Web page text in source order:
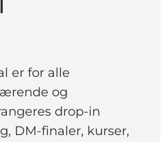
er for alle
og
drop-in
DM-finaler, kurser,